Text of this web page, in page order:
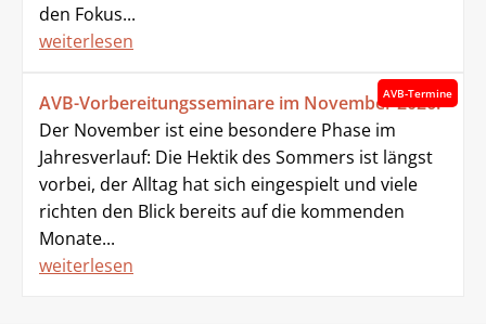
den Fokus...
weiterlesen
AVB-Termine
AVB-Vorbereitungsseminare im November 2026!
Der November ist eine besondere Phase im
Jahresverlauf: Die Hektik des Sommers ist längst
vorbei, der Alltag hat sich eingespielt und viele
richten den Blick bereits auf die kommenden
Monate...
weiterlesen